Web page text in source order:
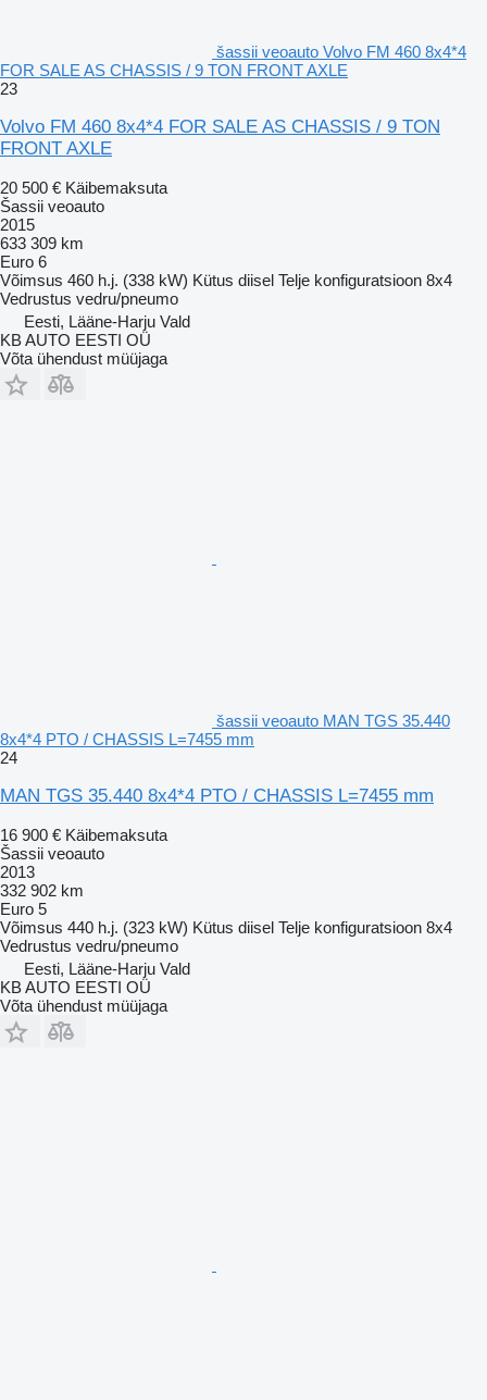
šassii veoauto Volvo FM 460 8x4*4
FOR SALE AS CHASSIS / 9 TON FRONT AXLE
23
Volvo FM 460 8x4*4 FOR SALE AS CHASSIS / 9 TON
FRONT AXLE
20 500 € Käibemaksuta
Šassii veoauto
2015
633 309 km
Euro 6
Võimsus 460 h.j. (338 kW) Kütus diisel Telje konfiguratsioon 8x4
Vedrustus vedru/pneumo
Eesti, Lääne-Harju Vald
KB AUTO EESTI OÜ
Võta ühendust müüjaga
šassii veoauto MAN TGS 35.440
8x4*4 PTO / CHASSIS L=7455 mm
24
MAN TGS 35.440 8x4*4 PTO / CHASSIS L=7455 mm
16 900 € Käibemaksuta
Šassii veoauto
2013
332 902 km
Euro 5
Võimsus 440 h.j. (323 kW) Kütus diisel Telje konfiguratsioon 8x4
Vedrustus vedru/pneumo
Eesti, Lääne-Harju Vald
KB AUTO EESTI OÜ
Võta ühendust müüjaga